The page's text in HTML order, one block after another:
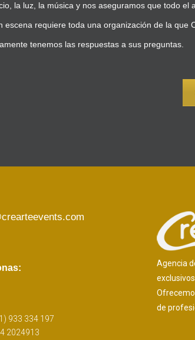
la luz, la música y nos aseguramos que todo
escena requiere toda una organización de la
tenemos las respuestas a sus preguntas.
933 334 197
2024913
Agencia
de